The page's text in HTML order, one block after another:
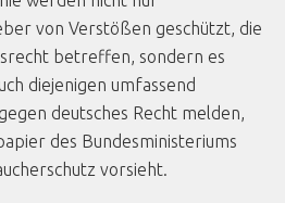
von Verstößen geschützt, die
betreffen, sondern es
diejenigen umfassend
deutsches Recht melden,
des Bundesministeriums
vorsieht.